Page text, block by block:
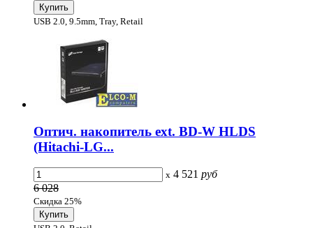
USB 2.0, 9.5mm, Tray, Retail
Оптич. накопитель ext. BD-W HLDS
(Hitachi-LG...
x 4 521 руб
6 028
Скидка 25%